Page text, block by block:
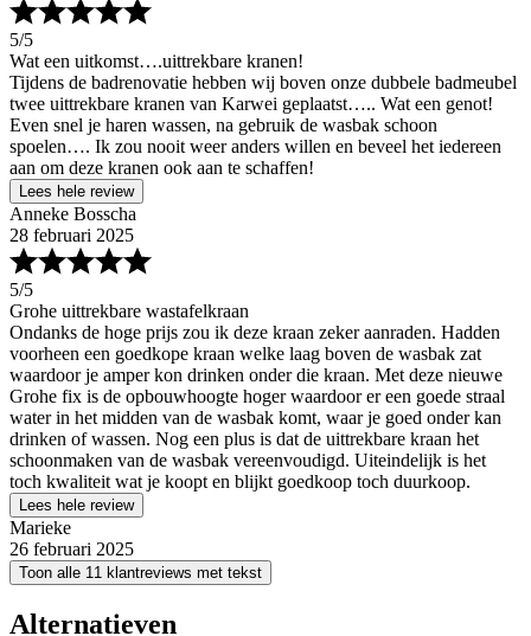
5/5
Wat een uitkomst….uittrekbare kranen!
Tijdens de badrenovatie hebben wij boven onze dubbele badmeubel
twee uittrekbare kranen van Karwei geplaatst….. Wat een genot!
Even snel je haren wassen, na gebruik de wasbak schoon
spoelen…. Ik zou nooit weer anders willen en beveel het iedereen
aan om deze kranen ook aan te schaffen!
Lees hele review
Anneke Bosscha
28 februari 2025
5/5
Grohe uittrekbare wastafelkraan
Ondanks de hoge prijs zou ik deze kraan zeker aanraden. Hadden
voorheen een goedkope kraan welke laag boven de wasbak zat
waardoor je amper kon drinken onder die kraan. Met deze nieuwe
Grohe fix is de opbouwhoogte hoger waardoor er een goede straal
water in het midden van de wasbak komt, waar je goed onder kan
drinken of wassen. Nog een plus is dat de uittrekbare kraan het
schoonmaken van de wasbak vereenvoudigd. Uiteindelijk is het
toch kwaliteit wat je koopt en blijkt goedkoop toch duurkoop.
Lees hele review
Marieke
26 februari 2025
Toon alle 11 klantreviews met tekst
Alternatieven